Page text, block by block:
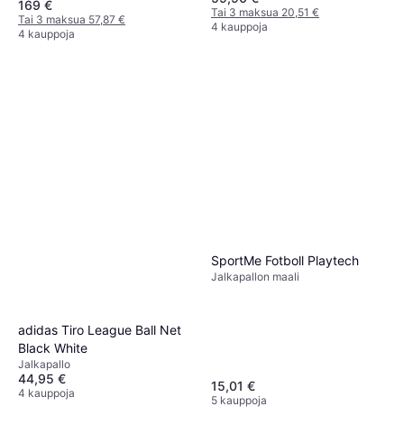
169 €
Tai 3 maksua 57,87 €
4 kauppoja
Tai 3 maksua 20,51 €
4 kauppoja
adidas Tiro League Ball Net
Black White
Jalkapallo
44,95 €
4 kauppoja
SportMe Fotboll Playtech
Jalkapallon maali
15,01 €
5 kauppoja